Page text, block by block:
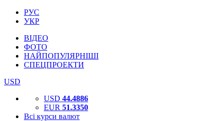
РУС
УКР
ВІДЕО
ФОТО
НАЙПОПУЛЯРНІШІ
СПЕЦПРОЕКТИ
USD
USD 44.4886
EUR 51.3350
Всі курси валют